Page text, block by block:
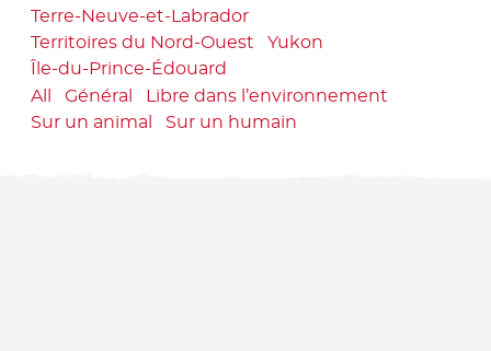
Terre-Neuve-et-Labrador
Territoires du Nord-Ouest
Yukon
Île-du-Prince-Édouard
All
Général
Libre dans l’environnement
Sur un animal
Sur un humain